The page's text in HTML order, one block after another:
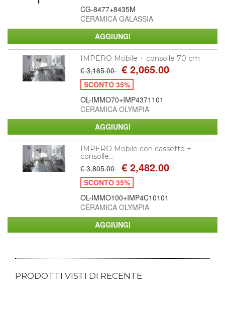
CG-8477+8435M
CERAMICA GALASSIA
IMPERO Mobile + consolle 70 cm
€ 3,165.00 € 2,065.00
SCONTO 35%
OL-IMMO70+IMP4371101
CERAMICA OLYMPIA
IMPERO Mobile con cassetto +
consolle...
€ 3,805.00 € 2,482.00
SCONTO 35%
OL-IMMO100+IMP4C10101
CERAMICA OLYMPIA
PRODOTTI VISTI DI RECENTE